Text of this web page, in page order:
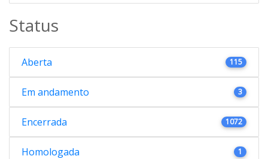
Status
Aberta 115
Em andamento 3
Encerrada 1072
Homologada 1